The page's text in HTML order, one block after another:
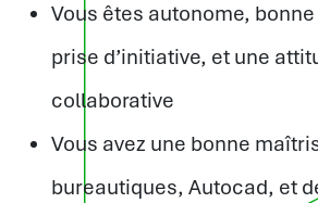
Vous êtes autonome,
prise d’initiative, et une
collaborative
Vous avez une bonne
bureautiques, Autocad, et